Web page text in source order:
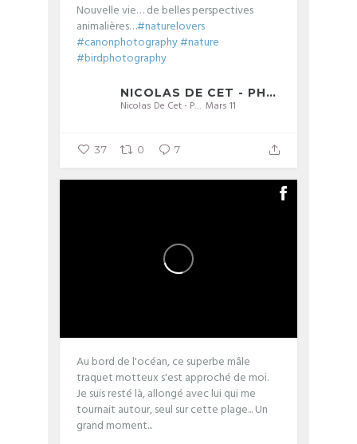
Nouvelle vie… de belles perspectives
animalières…#naturelovers
#canonphotography#nature
#birdphotography
NICOLAS DE CET - PHOTOGRAPHIE
Nicolas De Cet - Photographie Mars 11
37 0 7
Au bord de l'océan, ce superbe mâle
traquet motteux s'est approché de moi.
Je suis resté là, allongé avec lui qui me
tournait autour, seul sur cette plage... Un
grand moment...